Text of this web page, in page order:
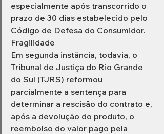
especialmente após transcorrido o
prazo de 30 dias estabelecido pelo
Código de Defesa do Consumidor.
Fragilidade
Em segunda instância, todavia, o
Tribunal de Justiça do Rio Grande
do Sul (TJRS) reformou
parcialmente a sentença para
determinar a rescisão do contrato e,
após a devolução do produto, o
reembolso do valor pago pela